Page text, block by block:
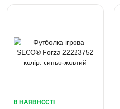
В НАЯВНОСТІ